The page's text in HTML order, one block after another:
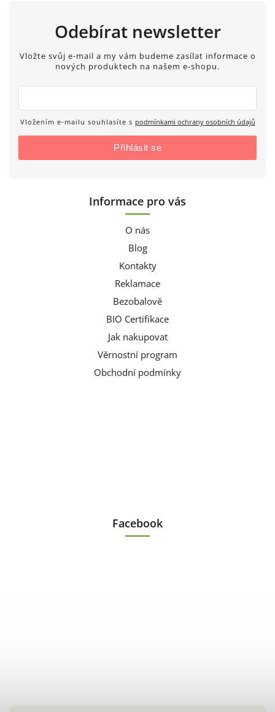
Odebírat newsletter
Vložte svůj e-mail a my vám budeme zasílat informace o
nových produktech na našem e-shopu.
Vložením e-mailu souhlasíte s podmínkami ochrany osobních údajů
Přihlásit se
Informace pro vás
O nás
Blog
Kontakty
Reklamace
Bezobalově
BIO Certifikace
Jak nakupovat
Věrnostní program
Obchodní podmínky
Facebook